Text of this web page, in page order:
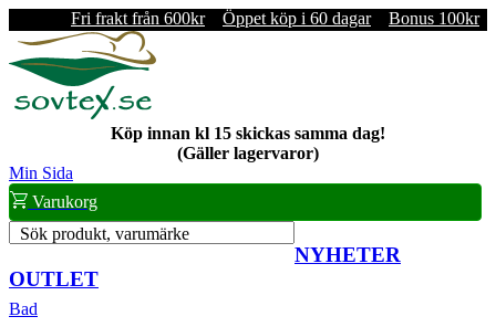
Fri frakt från 600kr Öppet köp i 60 dagar Bonus 100kr
Köp innan kl 15 skickas samma dag!
(Gäller lagervaror)
Min Sida
Varukorg
Sök produkt, varumärke
NYHETER
OUTLET
Bad